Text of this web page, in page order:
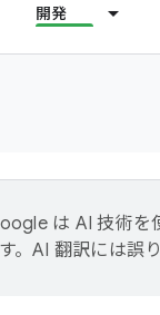
開発
は AI 技術を
。AI 翻訳には誤